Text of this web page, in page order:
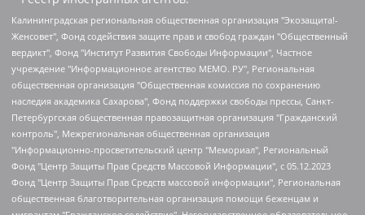
Калининградская региональная общественная организация "Экозащита!-Женсовет", Фонд содействия защите прав и свобод граждан "Общественный вердикт", Фонд "Институт Развития Свободы Информации", Частное учреждение "Информационное агентство МЕМО. РУ", Региональная общественная организация "Общественная комиссия по сохранению наследия академика Сахарова", Фонд поддержки свободы прессы, Санкт-Петербургская общественная правозащитная организация "Гражданский контроль", Межрегиональная общественная организация "Информационно-просветительский центр "Мемориал", Региональный Фонд "Центр Защиты Прав Средств Массовой Информации", с 05.12.2023 Фонд "Центр Защиты Прав Средств массовой информации", Региональная общественная благотворительная организация помощи беженцам и мигрантам "Гражданское содействие", Негосударственное образовательное учреждение дополнительного профессионального образования (повышение квалификации) специалистов "АКАДЕМИЯ ПО ПРАВАМ ЧЕЛОВЕКА", Свердловская региональная общественная организация "Сутяжник", Автономная некоммерческая организация "Центр независимых социологических исследований", Союз общественных объединений "Российский исследовательский центр по правам человека", Региональное общественное учреждение научно-информационный центр "МЕМОРИАЛ", Некоммерческая организация "Фонд защиты гласности", Автономная некоммерческая организация "Институт прав человека", Городская общественная организация "Екатеринбургское общество "МЕМОРИАЛ", Городская общественная организация "Рязанское историко-просветительское и правозащитное общество "Мемориал" (Рязанский Мемориал), Челябинский региональный орган общественной самодеятельности – женское общественное объединение "Женщины Евразии", Челябинский региональный орган общественной самодеятельности "Уральская правозащитная группа", Фонд содействия защите здоровья и социальной справедливости имени Андрея Рылькова, Автономная Некоммерческая Организация "Аналитический Центр Юрия Левады", Автономная некоммерческая организация социальной поддержки населения "Проект Апрель", Региональная общественная организация помощи женщинам и детям, находящимся в кризисной ситуации "Информационно-методический центр "Анна", Фонд содействия развитию массовых коммуникаций и правовому просвещению "Так-так-Так", Фонд содействия устойчивому развитию "Серебряная тайга", Свердловский региональный общественный фонд социальных проектов "Новое время", "Idel.Реалии", Кавказ.Реалии, Крым.Реалии, Телеканал Настоящее Время, Татаро-башкирская служба Радио Свобода (Azatliq Radiosi), Радио Свободная Европа/Радио Свобода (PCE/PC), "Сибирь.Реалии", "Фактограф", Благотворительный фонд помощи осужденным и их семьям, Автономная некоммерческая организация "Институт глобализации и социальных движений", Фонд "В защиту прав заключенных", Частное учреждение "Центр поддержки и содействия развитию средств массовой информации", Пензенский региональный общественный благотворительный фонд "Гражданский союз", "Север.Реалии", Некоммерческая организация Фонд "Правовая инициатива", Общество с ограниченной ответственностью "Радио Свободная Европа/Радио Свобода", Чешское информационное агентство "MEDIUM-ORIENT", Красноярская региональная общественная организация "Мы против СПИДа", Камалягин Денис Николаевич, Маркелов Сергей Евгеньевич, Пономарев Лев Александрович, Савицкая Людмила Алексеевна, Автономная некоммерческая организация "Центр по работе с проблемой насилия "НАСИЛИЮ.НЕТ", Межрегиональный профессиональный союз работников здравоохранения "Альянс врачей", Юридическое лицо, зарегистрированное в Латвийской Республике, SIA "Medusa Project" (регистрационный номер 40103797863, дата регистрации 10.06.2014), Некоммерческая организация "Фонд по борьбе с коррупцией", Автономная некоммерческая организация "Институт права и публичной политики", Баданин Роман Сергеевич, Гликин Максим Александрович, Железнова Мария Михайловна, Лукьянова Юлия Сергеевна, Маетная Елизавета Витальевна, Маняхин Петр Борисович, Чуракова Ольга Владимировна, Ярош Юлия Петровна, Юридическое лицо "The Insider SIA", зарегистрированное в Риге, Латвийская Республика (дата регистрации 26.06.2015), являющееся администратором доменного имени интернет-издания "The Insider SIA", https://theins.ru, Постернак Алексей Евгеньевич, Рубин Михаил Аркадьевич, Анин Роман Александрович, Юридическое лицо Istories fonds, зарегистрированное в Латвийской Республике (регистрационный номер 50008295751, дата регистрации 24.02.2020), Великовский Дмитрий Александрович, Долинина Ирина Николаевна, Мароховская Алеся Алексеевна, Шлейнов Роман Юрьевич, Шмагун Олеся Валентиновна, Общество с ограниченной ответственностью "Альтаир 2021", Общество с ограниченной ответственностью "Вега 2021", Общество с ограниченной ответственностью "Главный редактор 2021", Общество с ограниченной ответственностью "Ромашки монолит", Важенков Артем Валерьевич, Ивановская областная общественная организация "Центр гендерных исследований", Гурман Юрий Альбертович, Медиапроект "ОВД-Инфо", Егоров Владимир Владимирович, Жилинский Владимир Александрович, Общество с ограниченной ответственностью "ЗП", Иванова София Юрьевна, Карезина Инна Павловна, Кильтау Екатерина Викторовна, Петров Алексей Викторович, Пискунов Сергей Евгеньевич, Смирнов Сергей Сергеевич, Тихонов Михаил Сергеевич, Общество с ограниченной ответственностью "ЖУРНАЛИСТ-ИНОСТРАННЫЙ АГЕНТ", Арапова Галина Юрьевна, Вольтская Татьяна Анатольевна, Американская компания "Mason G.E.S. Anonymous Foundation" (США), являющаяся владельцем интернет-издания https://mnews.world/, Компания "Stichting Bellingcat", зарегистрированная в Нидерландах (дата регистрации 11.07.2018), Захаров Андрей Вячеславович, Клепиковская Екатерина Дмитриевна, Общество с ограниченной ответственностью "МЕМО", Перл Роман Александрович, Симонов Евгений Алексеевич, Соловьева Елена Анатольевна, Сотников Даниил Владимирович, Сурначева Елизавета Дмитриевна, Автономная некоммерческая организация по защите прав человека и информированию населения "Якутия – Наше Мнение", Общество с ограниченной ответственностью "Москоу диджитал медиа", с 26.01.2023 Общество с ограниченной ответственностью "Чайка Белые сады", Ветошкина Валерия Валерьевна, Заговора Максим Александрович, Межрегиональное общественное движение "Российская ЛГБТ - сеть", Оленичев Максим Владимирович, Павлов Иван Юрьевич, Скворцова Елена Сергеевна, Общество с ограниченной ответственностью "Как бы инагент", Кочетков Игорь Викторович, Общество с ограниченной ответственностью "Честные выборы", Еланчик Олег Александрович, Общество с ограниченной ответственностью "Нобелевский призыв", Гималова Регина Эмилевна, Григорьев Андрей Валерьевич, Григорьева Алина Александровна, Ассоциация по содействию защите прав призывников, альтернативнослужащих и военнослужащих "Правозащитная группа "Гражданин.Армия.Право", Хисамова Регина Фаритовна, Автономная некоммерческая организация по реализации социально-правовых программ "Лилит", Дальневосточное общественное движение "Маяк", Санкт-Петербургская ЛГБТ-инициативная группа "Выход", Инициативная группа ЛГБТ+ "Реверс", Алексеев Андрей Викторович, Бекбулатова Таисия Львовна, Беляев Иван Михайлович, Владыкина Елена Сергеевна, Гельман Марат Александрович, Никульшина Вероника Юрьевна, Толоконникова Надежда Андреевна, Шендерович Виктор Анатольевич, Общество с ограниченной ответственностью "Данное сообщение", Общество с ограниченной ответственностью Издательский дом "Новая глава", Айнбиндер Александра Александровна, Московский комьюнити-центр для ЛГБТ+инициатив, Благотворительный фонд развития филантропии, Deutsche Welle (Германия, Kurt-Schumacher-Strasse 3, 53113 Bonn), Борзунова Мария Михайловна, Воробьев Виктор Викторович, Голубева Анна Львовна, Константинова Алла Михайловна, Малкова Ирина Владимировна, Мурадов Мурад Абдулгалимович, Осетинская Елизавета Николаевна, Понасенков Евгений Николаевич, Ганапольский Матвей Юрьевич, Киселев Евгений Алексеевич, Борухович Ирина Григорьевна, Дремин Иван Тимофеевич, Дубровский Дмитрий Викторович, Красноярская региональная общественная организация поддержки и развития альтернативных образовательных технологий и межкультурных коммуникаций "ИНТЕРРА", Маяковская Екатерина Алексеевна, Фейгин Марк Захарович, Филимонов Андрей Викторович, Дзугкоева Регина Николаевна, Доброхотов Роман Александрович, Дудь Юрий Александрович, Елкин Сергей Владимирович, Кругликов Кирилл Игоревич, Сабунаева Мария Леонидовна, Семенов Алексей Владимирович, Шаинян Карен Багратович, Шульман Екатерина Михайловна, Асафьев Артур Валерьевич, Вахштайн Виктор Семенович, Венедиктов Алексей Алексеевич, Лушникова Екатерина Евгеньевна, Волков Леонид Михайлович, Невзоров Александр Глебович, Пархоменко Сергей Борисович, Сироткин Ярослав Николаевич, Кара-Мурза Владимир Владимирович, Баранова Наталья Владимировна, Гозман Леонид Яковлевич, Кагарлицкий Борис Юльевич, Климарев Михаил Валерьевич, Милов Владимир Станиславович, Автономная некоммерческая организация Краснодарский центр современного искусства "Типография", Моргенштерн Алишер Тагирович, Соболь Любовь Эдуардовна, Общество с ограниченной ответственностью "ЛИЗА НОРМ", Каспаров Гарри Кимович, Ходорковский Михаил Борисович, Общество с ограниченной ответственностью "Апрельские тезисы", Данилович Ирина Брониславовна, Кашин Олег Владимирович, Петров Николай Владимирович, Пивоваров Алексей Владимирович, Соколов Михаил Владимирович, Цветкова Юлия Владимировна, Чичваркин Евгений Александрович, Комитет против пыток/Команда против пыток, Общество с ограниченной ответственностью "Первый научный", Общество с ограниченной ответственностью "Вертолет и ко", Белоцерковская Вероника Борисовна, Кац Максим Евгеньевич, Лазарева Татьяна Юрьевна, Шаведдинов Руслан Табризович, Яшин Илья Валерьевич, Общество с ограниченной ответственностью "Иноагент ААВ", Алешковский Дмитрий Петрович, Альбац Евгения Марковна, Быков Дмитрий Львович, Галямина Юлия Евгеньевна, Лойко Сергей Леонидович, Мартынов Кирилл Константинович, Медведев Сергей Александрович, Крашенинников Федор Геннадиевич, Гордеева Катерина Вл